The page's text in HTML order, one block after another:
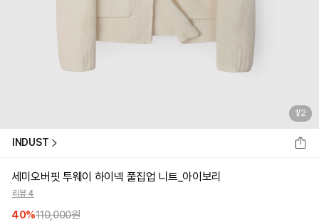
1/2
INDUST
세미오버핏 투웨이 하이넥 풀집업 니트_아이보리
리뷰 4
40%110,000원